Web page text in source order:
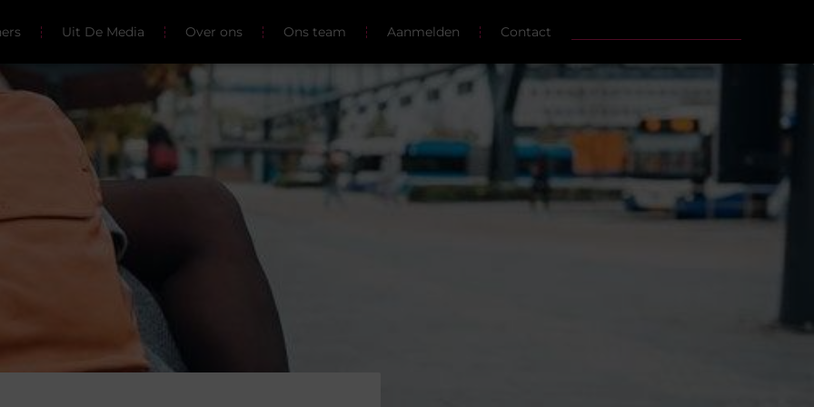
Uit De Media Over ons Ons team Aanmelden Contact